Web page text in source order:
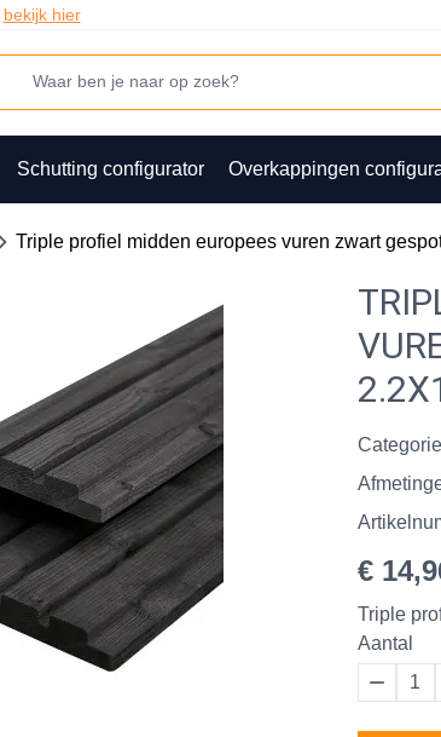
bekijk hier
Schutting configurator Overkappingen
Triple profiel midden europees vuren zwart
€
Triple
Aantal
1